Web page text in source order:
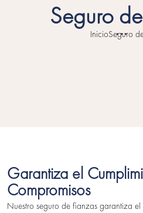
Seguro
InicioSeguro
Garantiza el
Compromisos
Nuestro seguro de fianzas garantiza